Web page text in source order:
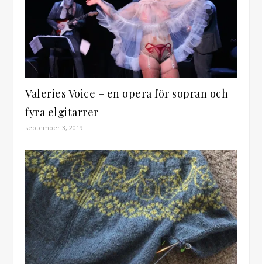
Valeries Voice – en opera för sopran och
fyra elgitarrer
september 3, 2019